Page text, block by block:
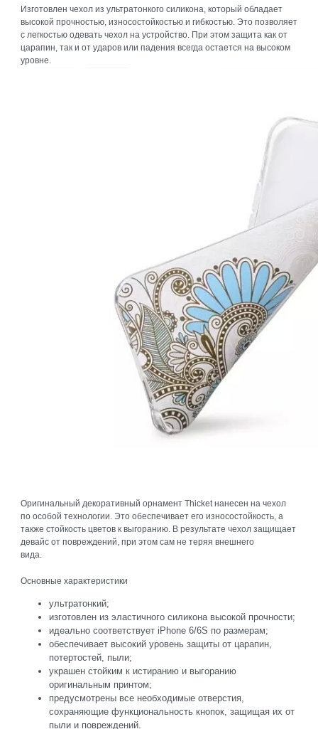
Изготовлен чехол из ультратонкого силикона, который обладает
высокой прочностью, износостойкостью и гибкостью. Это позволяет
с легкостью одевать чехол на устройство. При этом защита как от
царапин, так и от ударов или падения всегда остается на высоком
уровне.
Оригинальный декоративный орнамент Thicket нанесен на чехол
по особой технологии. Это обеспечивает его износостойкость, а
также стойкость цветов к выгоранию. В результате чехол защищает
девайс от повреждений, при этом сам не теряя внешнего
вида.
Основные характеристики
ультратонкий;
изготовлен из эластичного силикона высокой прочности;
идеально соответствует iPhone 6/6S по размерам;
обеспечивает высокий уровень защиты от царапин,
потертостей, пыли;
украшен стойким к истиранию и выгоранию
оригинальным принтом;
предусмотрены все необходимые отверстия,
сохраняющие функциональность кнопок, защищая их от
пыли и повреждений.